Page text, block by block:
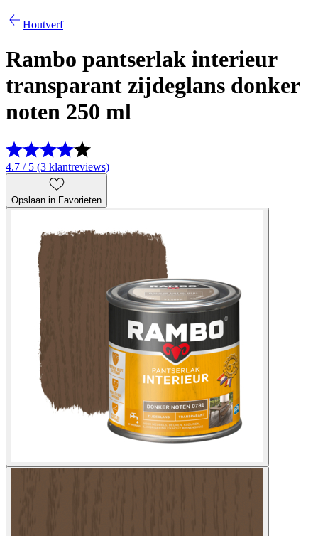
Houtverf
Rambo pantserlak interieur
transparant zijdeglans donker
noten 250 ml
4.7 / 5 (3 klantreviews)
Opslaan in Favorieten